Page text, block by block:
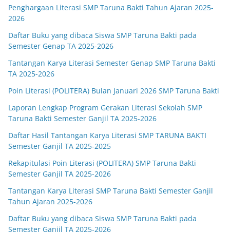
Penghargaan Literasi SMP Taruna Bakti Tahun Ajaran 2025-
2026
Daftar Buku yang dibaca Siswa SMP Taruna Bakti pada
Semester Genap TA 2025-2026
Tantangan Karya Literasi Semester Genap SMP Taruna Bakti
TA 2025-2026
Poin Literasi (POLITERA) Bulan Januari 2026 SMP Taruna Bakti
Laporan Lengkap Program Gerakan Literasi Sekolah SMP
Taruna Bakti Semester Ganjil TA 2025-2026
Daftar Hasil Tantangan Karya Literasi SMP TARUNA BAKTI
Semester Ganjil TA 2025-2025
Rekapitulasi Poin Literasi (POLITERA) SMP Taruna Bakti
Semester Ganjil TA 2025-2026
Tantangan Karya Literasi SMP Taruna Bakti Semester Ganjil
Tahun Ajaran 2025-2026
Daftar Buku yang dibaca Siswa SMP Taruna Bakti pada
Semester Ganjil TA 2025-2026